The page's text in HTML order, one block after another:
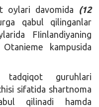
oylari davomida
(12
qabul qilinganlar
FIinlandiyaning
kampusida
guruhlari
sifatida shartnoma
qilinadi hamda